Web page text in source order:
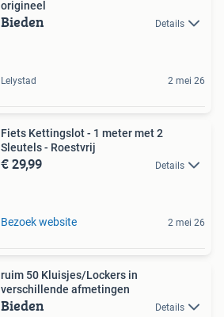
origineel
Bieden Details
Lelystad 2 mei 26
Fiets Kettingslot - 1 meter met 2
Sleutels - Roestvrij
€ 29,99 Details
Bezoek website 2 mei 26
ruim 50 Kluisjes/Lockers in
verschillende afmetingen
Bieden Details